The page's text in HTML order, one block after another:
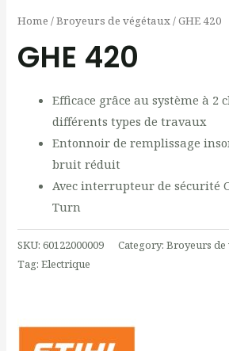
Home /Broyeurs de végétaux/ GHE 420
GHE 420
Efficace grâce au système à 2
différents types de travaux
Entonnoir de remplissage
bruit réduit
Avec interrupteur de sécurité
Turn
SKU:60122000009 Category:Broyeurs
Tag:Electrique